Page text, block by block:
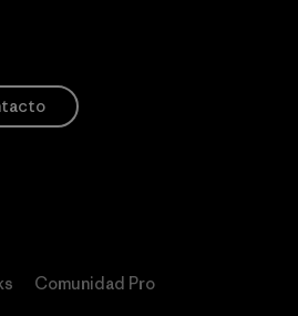
Comunidad Pro